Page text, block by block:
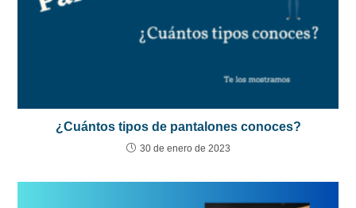
¿Cuántos tipos de pantalones conoces?
30 de enero de 2023